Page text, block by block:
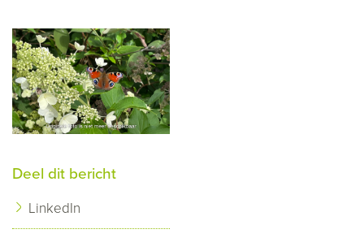
Deel dit bericht
LinkedIn